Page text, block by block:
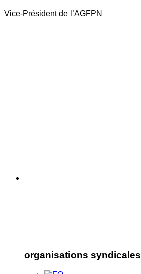
Vice-Président de l’AGFPN
organisations syndicales